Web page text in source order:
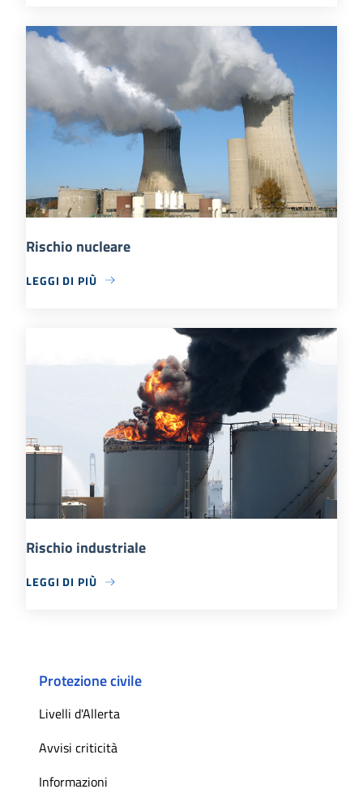
Rischio nucleare
LEGGI DI PIÙ
Rischio industriale
LEGGI DI PIÙ
Protezione civile
Livelli d'Allerta
Avvisi criticità
Informazioni